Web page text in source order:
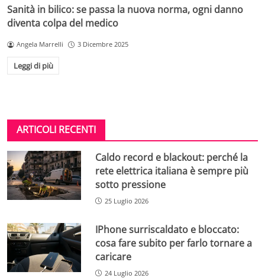
Sanità in bilico: se passa la nuova norma, ogni danno
diventa colpa del medico
Angela Marrelli 3 Dicembre 2025
Leggi di più
ARTICOLI RECENTI
Caldo record e blackout: perché la
rete elettrica italiana è sempre più
sotto pressione
25 Luglio 2026
IPhone surriscaldato e bloccato:
cosa fare subito per farlo tornare a
caricare
24 Luglio 2026